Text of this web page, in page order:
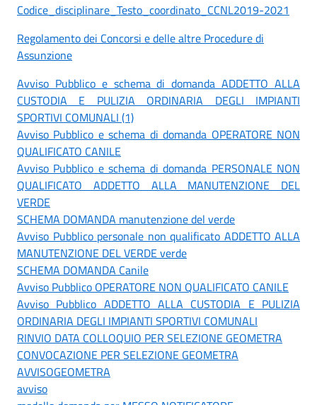
Codice_disciplinare_Testo_coordinato_CCNL2019-2021
Regolamento dei Concorsi e delle altre Procedure di
Assunzione
Avviso Pubblico e schema di domanda ADDETTO ALLA
CUSTODIA E PULIZIA ORDINARIA DEGLI IMPIANTI
SPORTIVI COMUNALI (1)
Avviso Pubblico e schema di domanda OPERATORE NON
QUALIFICATO CANILE
Avviso Pubblico e schema di domanda PERSONALE NON
QUALIFICATO ADDETTO ALLA MANUTENZIONE DEL
VERDE
SCHEMA DOMANDA manutenzione del verde
Avviso Pubblico personale non qualificato ADDETTO ALLA
MANUTENZIONE DEL VERDE verde
SCHEMA DOMANDA Canile
Avviso Pubblico OPERATORE NON QUALIFICATO CANILE
Avviso Pubblico ADDETTO ALLA CUSTODIA E PULIZIA
ORDINARIA DEGLI IMPIANTI SPORTIVI COMUNALI
RINVIO DATA COLLOQUIO PER SELEZIONE GEOMETRA
CONVOCAZIONE PER SELEZIONE GEOMETRA
AVVISOGEOMETRA
avviso